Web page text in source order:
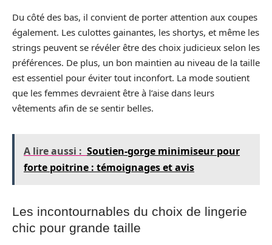
Du côté des bas, il convient de porter attention aux coupes
également. Les culottes gainantes, les shortys, et même les
strings peuvent se révéler être des choix judicieux selon les
préférences. De plus, un bon maintien au niveau de la taille
est essentiel pour éviter tout inconfort. La mode soutient
que les femmes devraient être à l’aise dans leurs
vêtements afin de se sentir belles.
A lire aussi : Soutien-gorge minimiseur pour
forte poitrine : témoignages et avis
Les incontournables du choix de lingerie
chic pour grande taille